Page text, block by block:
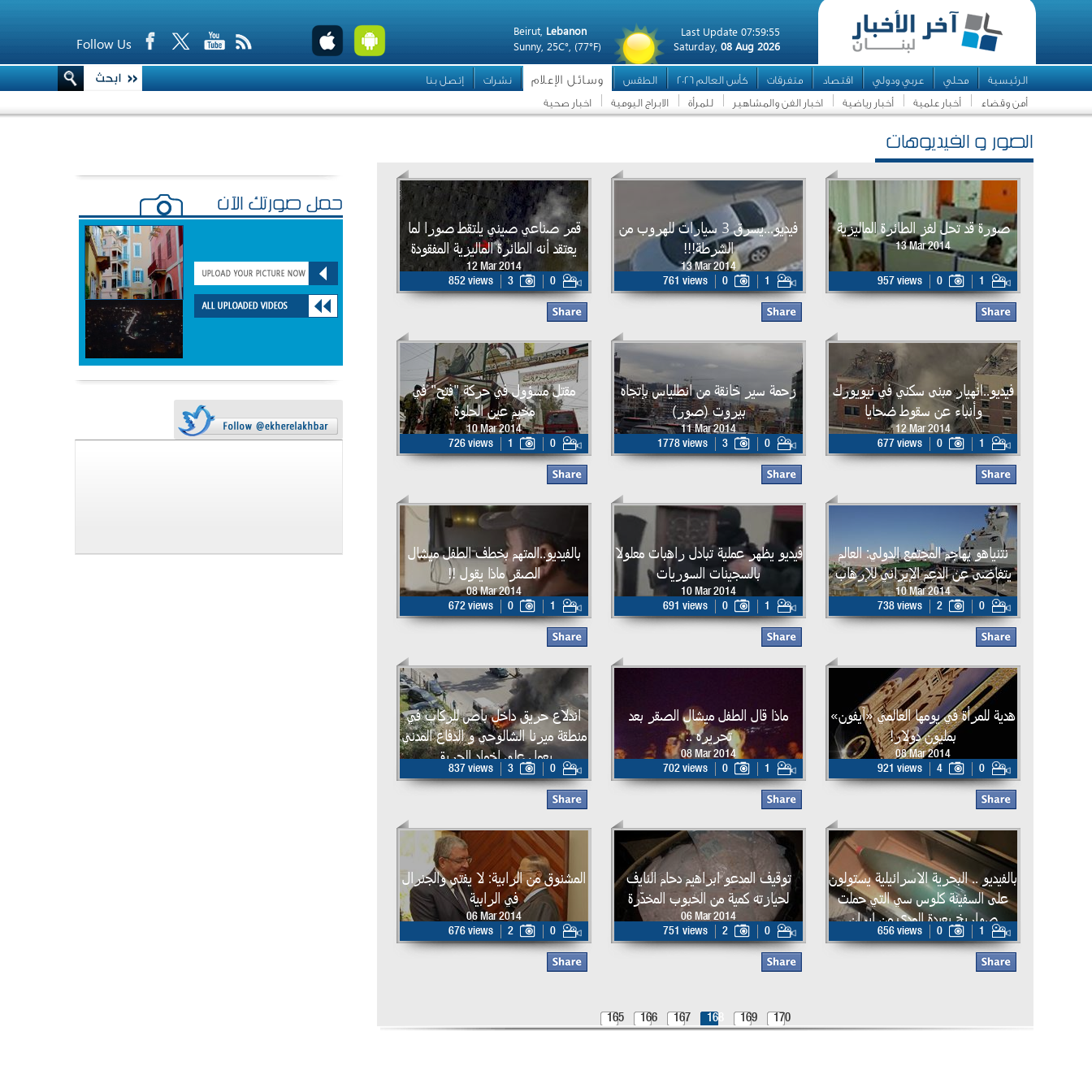
Last Update 07:59:55
Saturday, 08 Aug 2026
Beirut, Lebanon
Sunny, 25C°, (77°F)
Follow Us
الرئيسية محلي عربي ودولي اقتصاد متفرقات كأس العالم 2026 الطقس وسائل الإعلام نشرات
إتصل بنا
أمن وقضاء
أخبار علمية أخبار رياضية اخبار الفن والمشاهير للمرأة الابراج اليومية اخبار صحية
الصور و الفيديوهات
صورة قد تحل لغز الطائرة الماليزية
13 Mar 2014
957 views 0 1
فيديو...يسرق 3 سيارات للهروب من
الشرطة!!!
13 Mar 2014
761 views
0 1
قمر صناعي صيني يلتقط صورا لما
يعتقد أنه الطائرة الماليزية المفقودة
12 Mar 2014
852 views
3 0
فيديو..انهيار مبنى سكني في نيويورك
وأنباء عن سقوط ضحايا
12 Mar 2014
677 views
0 1
زحمة سير خانقة من انطلياس بإتجاه
بيروت (صور)
11 Mar 2014
1778 views
3 0
مقتل مسؤول في حركة "فتح" في
مخيم عين الحلوة
10 Mar 2014
726 views
1 0
نتنياهو يهاجم المجتمع الدولي: العالم
يتغاضى عن الدعم الإيراني للإرهاب
10 Mar 2014
738 views
2 0
فيديو يظهر عملية تبادل راهبات معلولا
بالسجينات السوريات
10 Mar 2014
691 views
0 1
بالفيديو..المتهم بخطف الطفل ميشال
الصقر ماذا يقول !!
08 Mar 2014
672 views
0 1
هدية للمرأة في يومها العالمي «آيفون»
بمليون دولار!
08 Mar 2014
921 views
4 0
ماذا قال الطفل ميشال الصقر بعد
تحريره ..
08 Mar 2014
702 views
0 1
اندلاع حريق داخل باص للركاب في
منطقة ميرنا الشالوحي و الدفاع المدني
يعمل على اخماد الحريق
07 Mar 2014
837 views 3 0
بالفيديو .. البحرية الاسرائيلية يستولون
على السفينة كلوس سي التي حملت
صواريخ بعيدة المدى من إيران
06 Mar 2014
656 views 0 1
توقيف المدعو ابراهيم دحام النايف
لحيازته كمية من الحبوب المخدّرة
06 Mar 2014
751 views
2 0
المشنوق من الرابية: لا يفتى والجنرال
في الرابية
06 Mar 2014
676 views
2 0
165 166 167 168 169 170
حمّل صورتك الآن